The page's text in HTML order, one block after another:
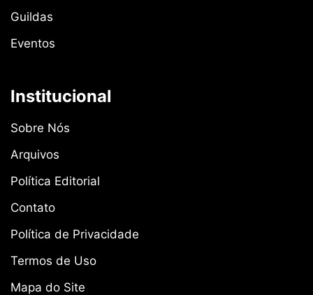
Guildas
Eventos
Institucional
Sobre Nós
Arquivos
Política Editorial
Contato
Política de Privacidade
Termos de Uso
Mapa do Site